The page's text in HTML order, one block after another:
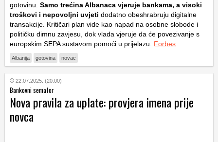
gotovinu. Samo trećina Albanaca vjeruje bankama, a visoki
troškovi i nepovoljni uvjeti dodatno obeshrabruju digitalne
transakcije. Kritičari plan vide kao napad na osobne slobode i
političku dimnu zavjesu, dok vlada vjeruje da će povezivanje s
europskim SEPA sustavom pomoći u prijelazu. Forbes
Albanija gotovina novac
22.07.2025. (20:00)
Bankovni semafor
Nova pravila za uplate: provjera imena prije
novca